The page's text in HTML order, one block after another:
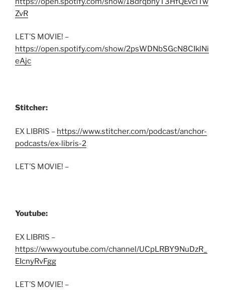
ZvR
LET’S MOVIE! –
https://open.spotify.com/show/2psWDNbSGcN8CIklNi
eAjc
Stitcher:
EX LIBRIS – https://www.stitcher.com/podcast/anchor-
podcasts/ex-libris-2
LET’S MOVIE! –
Youtube:
EX LIBRIS –
https://www.youtube.com/channel/UCpLRBY9NuDzR_
EIcnyRvFgg
LET’S MOVIE! –